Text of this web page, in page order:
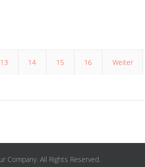
13 14 15 16 Weiter
Company. All Rights Reserved.